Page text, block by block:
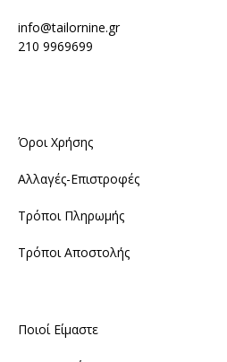
info@tailornine.gr
210 9969699
Όροι Χρήσης
Αλλαγές-Επιστροφές
Τρόποι Πληρωμής
Τρόποι Αποστολής
Ποιοί Είμαστε